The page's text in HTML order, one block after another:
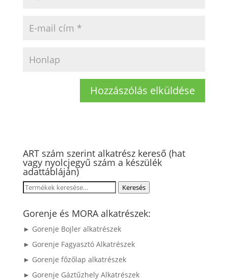
ART szám szerint alkatrész kereső (hat
vagy nyolcjegyű szám a készülék
adattábláján)
Keresés
következőre:
Keresés
Gorenje és MORA alkatrészek:
► Gorenje Bojler alkatrészek
► Gorenje Fagyasztó Alkatrészek
► Gorenje főzőlap alkatrészek
► Gorenje Gáztűzhely Alkatrészek